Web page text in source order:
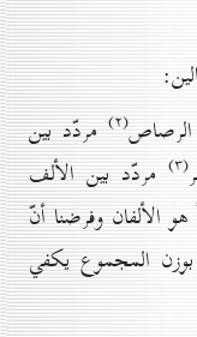
(۲) مردّد بين
(۳)
مردّد بین الألف
الألفان وفرضنا أنّ
بوزن المجموع يكفي